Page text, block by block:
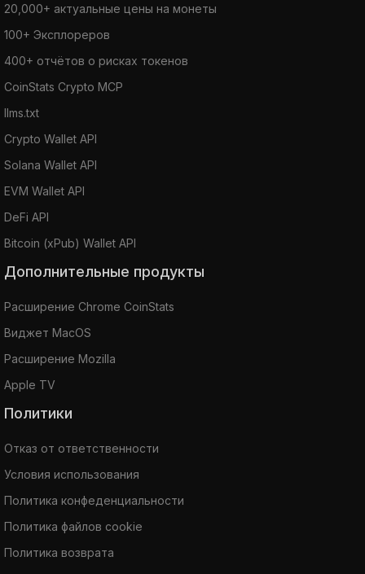
20,000+ актуальные цены на монеты
100+ Эксплореров
400+ отчётов о рисках токенов
CoinStats Crypto MCP
llms.txt
Crypto Wallet API
Solana Wallet API
EVM Wallet API
DeFi API
Bitcoin (xPub) Wallet API
Дополнительные продукты
Расширение Chrome CoinStats
Виджет MacOS
Расширение Mozilla
Apple TV
Политики
Отказ от ответственности
Условия использования
Политика конфеденциальности
Политика файлов cookie
Политика возврата